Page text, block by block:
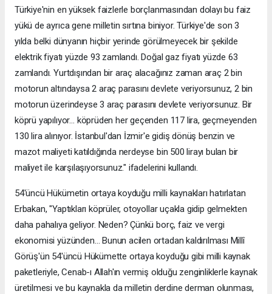
Türkiye'nin en yüksek faizlerle borçlanmasından dolayı bu faiz
yükü de ayrıca gene milletin sırtına biniyor. Türkiye'de son 3
yılda belki dünyanın hiçbir yerinde görülmeyecek bir şekilde
elektrik fiyatı yüzde 93 zamlandı. Doğal gaz fiyatı yüzde 63
zamlandı. Yurtdışından bir araç alacağınız zaman araç 2 bin
motorun altındaysa 2 araç parasını devlete veriyorsunuz, 2 bin
motorun üzerindeyse 3 araç parasını devlete veriyorsunuz. Bir
köprü yapılıyor… köprüden her geçenden 117 lira, geçmeyenden
130 lira alınıyor. İstanbul'dan İzmir'e gidiş dönüş benzin ve
mazot maliyeti katıldığında nerdeyse bin 500 lirayı bulan bir
maliyet ile karşılaşıyorsunuz." ifadelerini kullandı.
54'üncü Hükümetin ortaya koyduğu milli kaynakları hatırlatan
Erbakan, "Yaptıkları köprüler, otoyollar uçakla gidip gelmekten
daha pahalıya geliyor. Neden? Çünkü borç, faiz ve vergi
ekonomisi yüzünden… Bunun acilen ortadan kaldırılması Millî
Görüş'ün 54'üncü Hükümette ortaya koyduğu gibi milli kaynak
paketleriyle, Cenab-ı Allah'ın vermiş olduğu zenginliklerle kaynak
üretilmesi ve bu kaynakla da milletin derdine derman olunması,